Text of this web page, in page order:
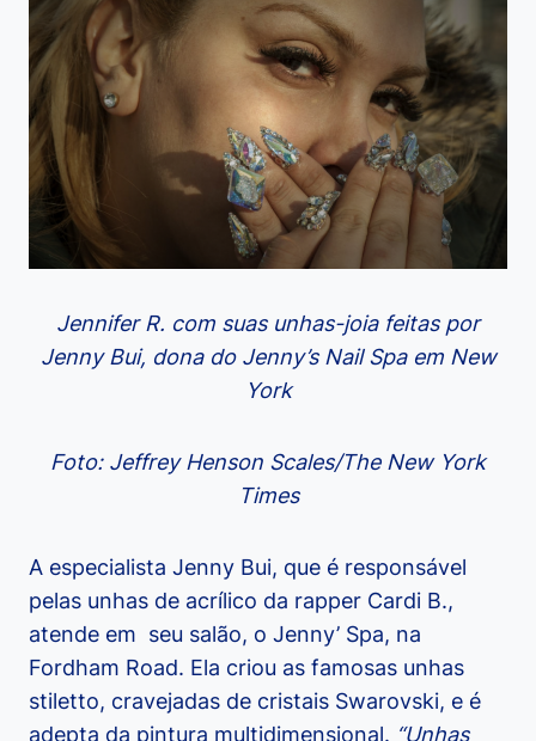
Jennifer R. com suas unhas-joia feitas por
Jenny Bui, dona do Jenny’s Nail Spa em New
York
Foto: Jeffrey Henson Scales/The New York
Times
A especialista Jenny Bui, que é responsável
pelas unhas de acrílico da rapper Cardi B.,
atende em seu salão, o Jenny’ Spa, na
Fordham Road. Ela criou as famosas unhas
stiletto, cravejadas de cristais Swarovski, e é
adepta da pintura multidimensional. “Unhas